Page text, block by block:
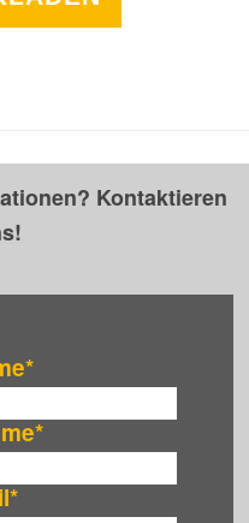
Kontaktieren
*
*
*